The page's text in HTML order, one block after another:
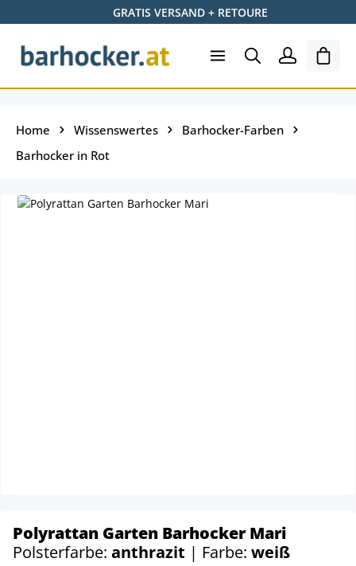
Zum Hauptinhalt springenGRATIS VERSAND + RETOURE
Home Wissenswertes
Barhocker-Farben
Barhocker in Rot
Polyrattan Garten Barhocker Mari
Polsterfarbe: anthrazit | Farbe: weiß